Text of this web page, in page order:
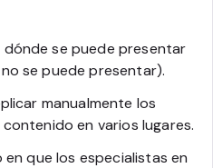
se puede presentar
se puede presentar).
manualmente los
en varios lugares.
que los especialistas en